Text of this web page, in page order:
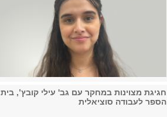
חגיגת מצוינות במחקר עם גב' עילי קובץ’, בית
הספר לעבודה סוציאלית